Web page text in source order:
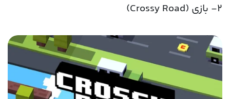
2- بازی (Crossy Road)